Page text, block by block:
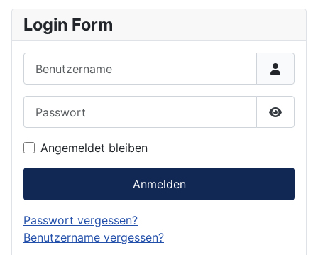
Login Form
Angemeldet bleiben
Anmelden
Passwort vergessen?
Benutzername vergessen?